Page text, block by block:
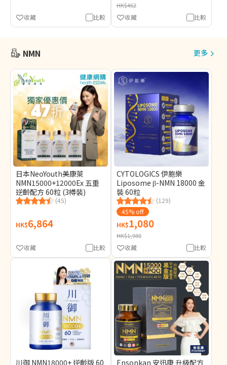
比較
收藏
HK$462
比較
收藏
NMN 更多
日本NeoYouth美康萊
NMN15000+12000Ex 五重
逆齡配方 60粒 (3樽裝)
(45)
HK$6,864
比較
收藏
CYTOLOGICS 伊胞樂
Liposome β-NMN 18000 金
裝 60粒
(129)
45% off
HK$1,080
HK$1,980
比較
收藏
川御 NMN18000+ 逆齡版 60 Ensonkan 安迅康 升級配方